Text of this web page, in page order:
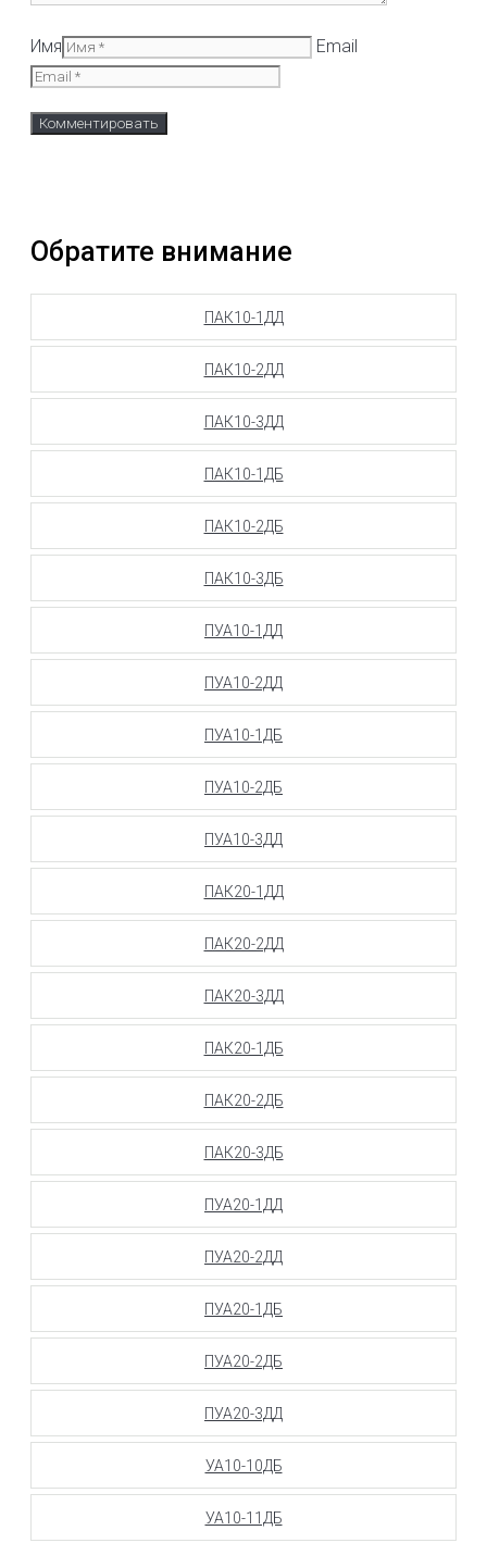
Имя Email
Обратите внимание
ПАК10-1ДД
ПАК10-2ДД
ПАК10-3ДД
ПАК10-1ДБ
ПАК10-2ДБ
ПАК10-3ДБ
ПУА10-1ДД
ПУА10-2ДД
ПУА10-1ДБ
ПУА10-2ДБ
ПУА10-3ДД
ПАК20-1ДД
ПАК20-2ДД
ПАК20-3ДД
ПАК20-1ДБ
ПАК20-2ДБ
ПАК20-3ДБ
ПУА20-1ДД
ПУА20-2ДД
ПУА20-1ДБ
ПУА20-2ДБ
ПУА20-3ДД
УА10-10ДБ
УА10-11ДБ